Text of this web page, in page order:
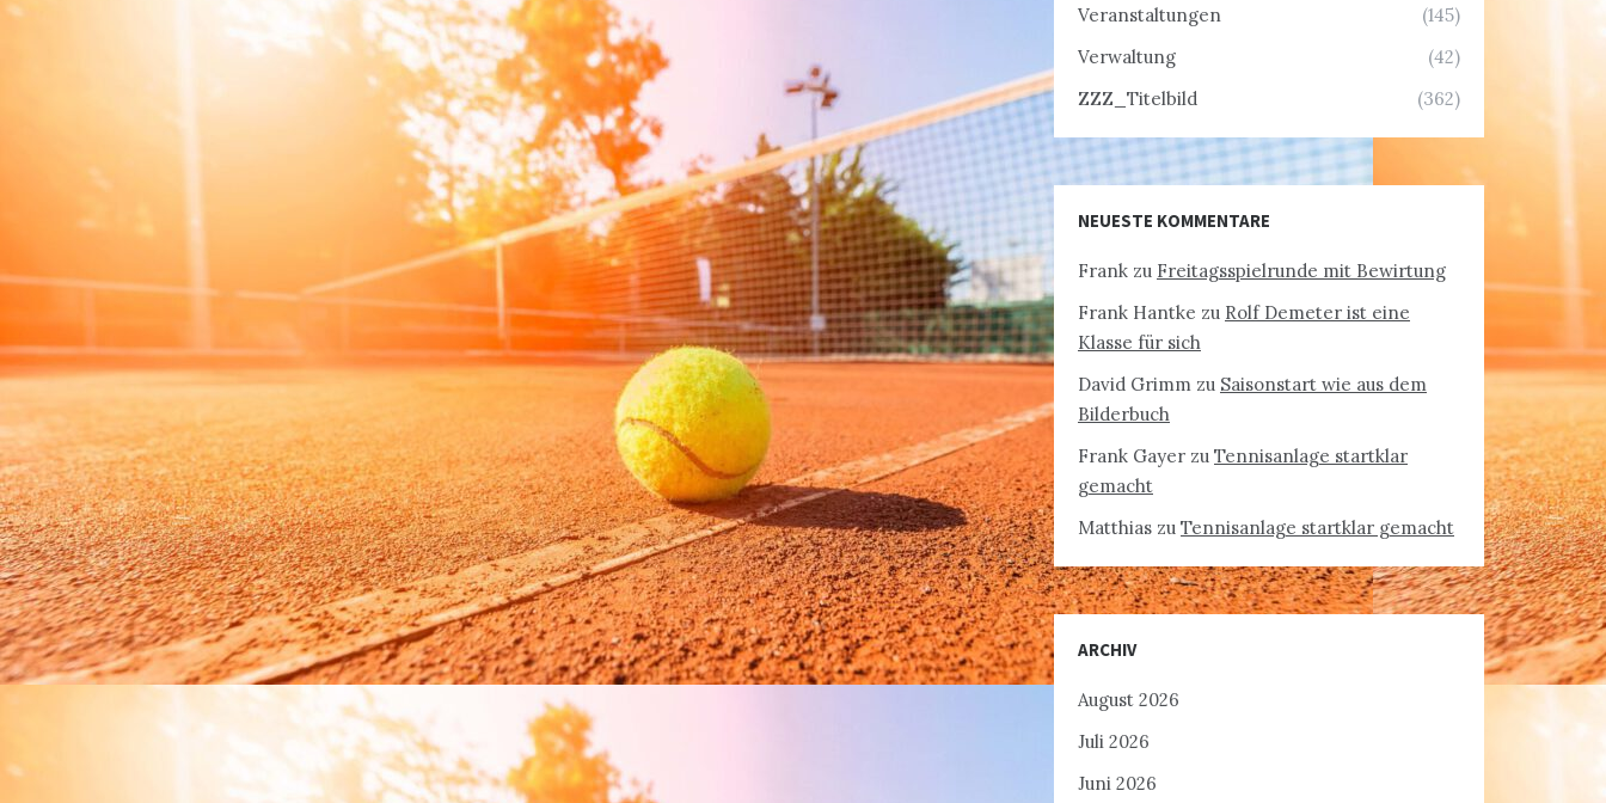
Veranstaltungen
(145)
Verwaltung
(42)
ZZZ_Titelbild
(362)
NEUESTE KOMMENTARE
Frank zu Freitagsspielrunde mit Bewirtung
Frank Hantke zu Rolf Demeter ist eine
Klasse für sich
David Grimm zu Saisonstart wie aus dem
Bilderbuch
Frank Gayer zu Tennisanlage startklar
gemacht
Matthias zu Tennisanlage startklar gemacht
ARCHIV
August 2026
Juli 2026
Juni 2026